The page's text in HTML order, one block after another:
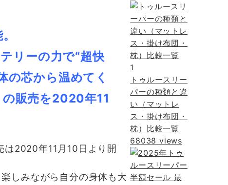
リーの力で“超快
の芯から温めてく
販売を2020年11
2020年11月10日より開
しみながら自分の身体も大
1
トゥルースリー
パーの種類と違
い（マットレ
ス・掛け布団・
枕）比較一覧
68038 views